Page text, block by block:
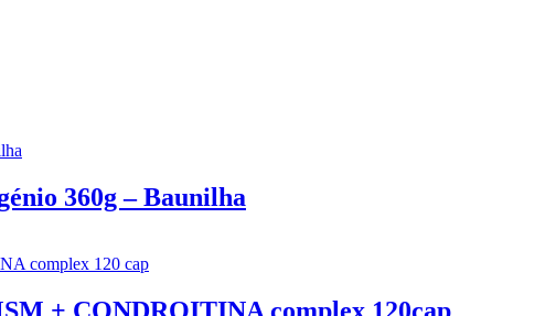
360g – Baunilha
+ CONDROITINA complex 120cap